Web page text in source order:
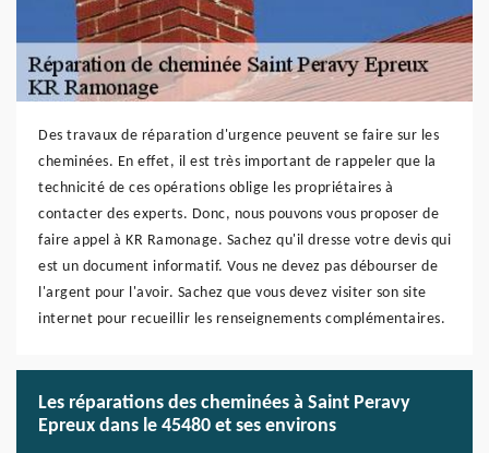
Des travaux de réparation d'urgence peuvent se faire sur les
cheminées. En effet, il est très important de rappeler que la
technicité de ces opérations oblige les propriétaires à
contacter des experts. Donc, nous pouvons vous proposer de
faire appel à KR Ramonage. Sachez qu'il dresse votre devis qui
est un document informatif. Vous ne devez pas débourser de
l'argent pour l'avoir. Sachez que vous devez visiter son site
internet pour recueillir les renseignements complémentaires.
Les réparations des cheminées à Saint Peravy
Epreux dans le 45480 et ses environs